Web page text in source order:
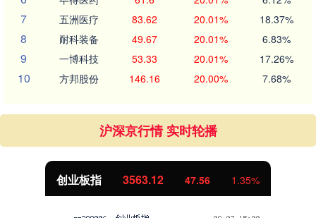
7 五洲医疗 83.62 20.01% 18.37%
8 耐科装备 49.67 20.01% 6.83%
9 一博科技 53.33 20.01% 17.26%
10 方邦股份 146.16 20.00% 7.68%
沪深京行情 实时轮播
创业板指 3563.12 47.56 1.35%